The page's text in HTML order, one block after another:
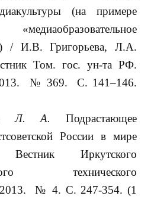
(на примере
/ И.В. Григорьева, Л.А.
Том. гос. ун-та РФ.
№ 369. С. 141–146.
Л. А.Подрастающее
России в мире
Иркутского
технического
2013. № 4. С. 247-354. (1